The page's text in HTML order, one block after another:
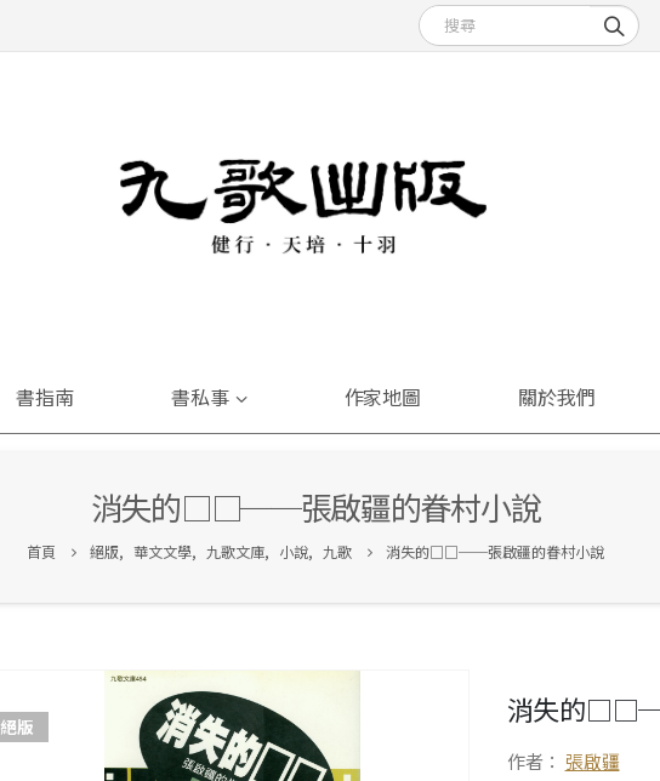
書指南 書私事 作家地圖 關於我們
消失的□□──張啟疆的眷村小說
首頁 絕版, 華文文學, 九歌文庫, 小說, 九歌 消失的□□──張啟疆的眷村小說
絕版 消失的
作者： 張啟疆